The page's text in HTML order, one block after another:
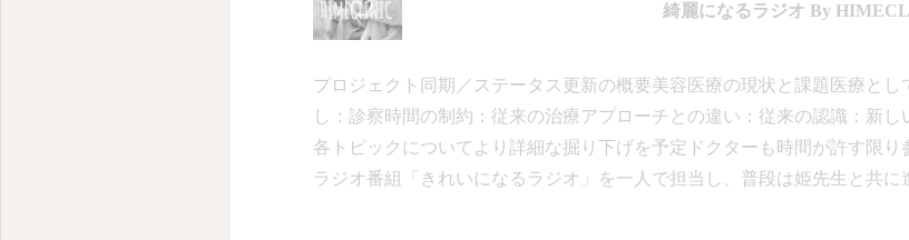
綺麗になるラジオ By
プロジェクト同期／ステータス更新の概要美容医療の現状と課題医療とし
し：診察時間の制約：従来の治療アプローチとの違い：従来の認識：新し
各トピックについてより詳細な掘り下げを予定ドクターも時間が許す限り
ラジオ番組「きれいになるラジオ」を一人で担当し、普段は姫先生と共